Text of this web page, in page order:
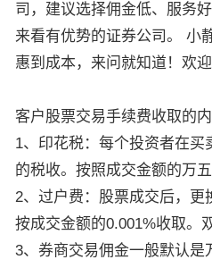
司，建议选择佣金低、服务
来看有优势的证券公司。 小
惠到成本，来问就知道！欢迎
客户股票交易手续费收取的内
1、印花税：每个投资者在买
的税收。按照成交金额的万
2、过户费：股票成交后，更
按成交金额的0.001%收取。
3、券商交易佣金一般默认是